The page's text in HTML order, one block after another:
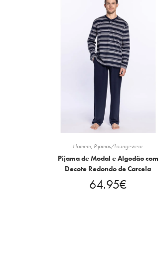
Homem, Pijamas/Loungewear
Pijama de Modal e Algodão com
Decote Redondo de Carcela
64.95€